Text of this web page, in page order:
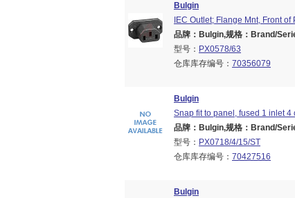
Bulgin
IEC Outlet; Flange Mnt, Front
品牌：Bulgin,规格：Brand/
型号： PX0578/63
仓库库存编号： 70356079
Bulgin
Snap fit to panel, fused 1 inlet 4
品牌：Bulgin,规格：Brand/
型号： PX0718/4/15/ST
仓库库存编号： 70427516
Bulgin